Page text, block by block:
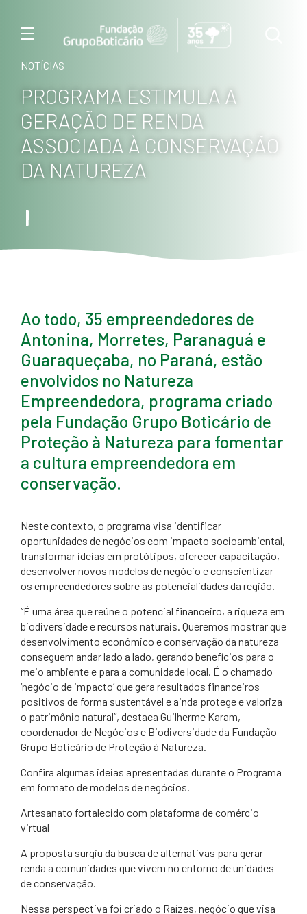
Menu
NOTÍCIAS
PROGRAMA ESTIMULA A
GERAÇÃO DE RENDA
ASSOCIADA À CONSERVAÇÃO
DA NATUREZA
Ao todo, 35 empreendedores de
Antonina, Morretes, Paranaguá e
Guaraqueçaba, no Paraná, estão
envolvidos no Natureza
Empreendedora, programa criado
pela Fundação Grupo Boticário de
Proteção à Natureza para fomentar
a cultura empreendedora em
conservação.
Neste contexto, o programa visa identificar
oportunidades de negócios com impacto socioambiental,
transformar ideias em protótipos, oferecer capacitação,
desenvolver novos modelos de negócio e conscientizar
os empreendedores sobre as potencialidades da região.
“É uma área que reúne o potencial financeiro, a riqueza em
biodiversidade e recursos naturais. Queremos mostrar que
desenvolvimento econômico e conservação da natureza
conseguem andar lado a lado, gerando benefícios para o
meio ambiente e para a comunidade local. É o chamado
‘negócio de impacto’ que gera resultados financeiros
positivos de forma sustentável e ainda protege e valoriza
o patrimônio natural”, destaca Guilherme Karam,
coordenador de Negócios e Biodiversidade da Fundação
Grupo Boticário de Proteção à Natureza.
Confira algumas ideias apresentadas durante o Programa
em formato de modelos de negócios.
Artesanato fortalecido com plataforma de comércio
virtual
A proposta surgiu da busca de alternativas para gerar
renda a comunidades que vivem no entorno de unidades
de conservação.
Nessa perspectiva foi criado o Raízes, negócio que visa